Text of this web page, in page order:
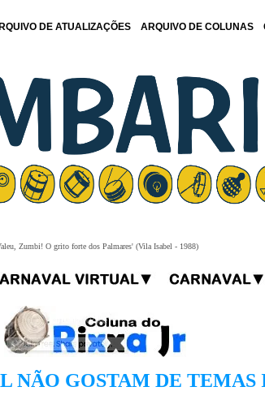
DE ATUALIZAÇÕES ARQUIVO DE COLUNAS
Zumbi! O grito forte dos Palmares' (Vila Isabel - 1988)
NÃO GOSTAM DE TEMAS